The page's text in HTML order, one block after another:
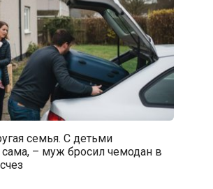
семья. С детьми
сама, – муж бросил чемодан в